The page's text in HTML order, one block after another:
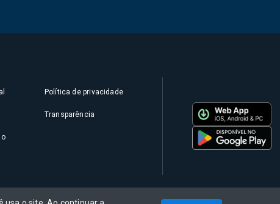
Política de privacidade
Transparência